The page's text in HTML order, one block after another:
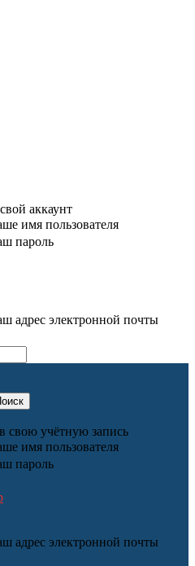
аккаунт
имя пользователя
пароль
адрес электронной почты
свою учётную запись
имя пользователя
пароль
адрес электронной почты